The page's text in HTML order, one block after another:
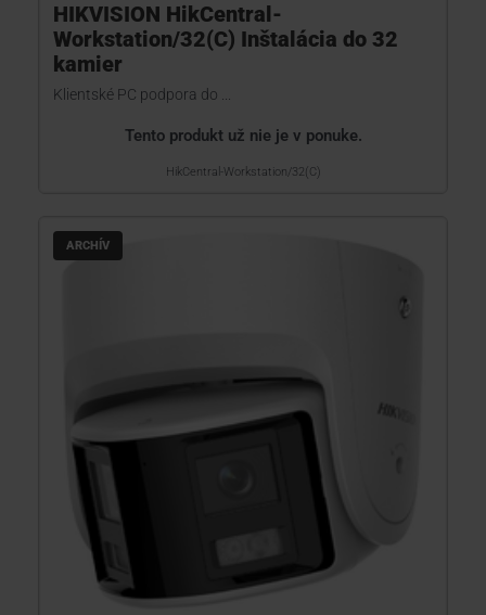
HIKVISION HikCentral-
Workstation/32(C) Inštalácia do 32
kamier
Klientské PC podpora do ...
Tento produkt už nie je v ponuke.
HikCentral-Workstation/32(C)
ARCHÍV